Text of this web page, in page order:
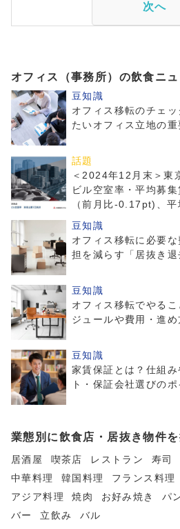
次へ
オフィス（事務所）の飲食ニュ
豆知識
オフィス移転のチェ
たいオフィス立地の重
話題
＜2024年12月末＞東
ビル空室率・平均募
（前月比-0.17pt)、
（前月比 +367円/坪）
豆知識
オフィス移転に必要
担を減らす「居抜き退
豆知識
オフィス移転でやる
ジュールや費用・進め
豆知識
家賃保証とは？仕組
ト・保証会社選びの
業態別に飲食店・居抜き物件
居酒屋 喫茶店 レストラン 寿司
中華料理
韓国料理 フランス料理
アジア料理
焼肉 お好み焼き パ
バー
立飲み バル